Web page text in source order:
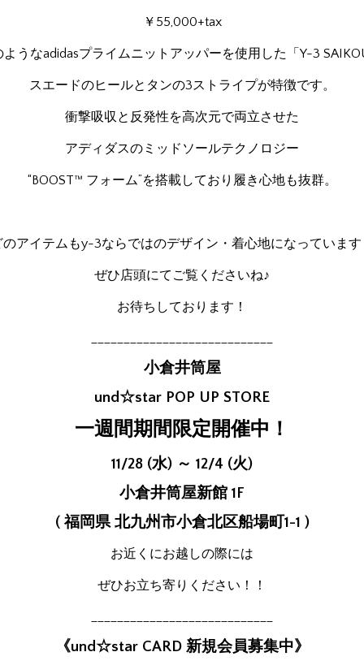
￥55,000+tax
うなadidasプライムニットアッパーを使用した「Y-3
スエードのヒールとタンの3ストライプが特徴です。
衝撃吸収と反発性を高次元で両立させた
アディダスのミッドソールテクノロジー
“BOOST™ フォーム”を搭載しており履き心地も抜群。
のアイテムもy-3ならではのデザイン・着心地になっています
ぜひ店頭にてご覧くださいね♪
お待ちしております！
小倉井筒屋
und☆star POP UP STORE
一週間期間限定開催中！
11/28 (水) ～ 12/4 (火)
小倉井筒屋新館 1F
( 福岡県 北九州市小倉北区船場町1-1 )
お近くにお越しの際には
ぜひお立ち寄りください！！
《und☆star CARD 新規会員募集中》